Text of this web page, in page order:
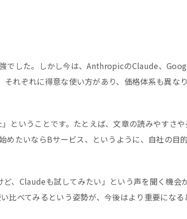
でした。しかし今は、AnthropicのClaude、
れぞれに得意な使い方があり、価格体系も異な
ということです。たとえば、文章の読みやすさ
めたいならBサービス、というように、自社の目
、Claudeも試してみたい」という声を聞く機会
比べてみるという姿勢が、今後はより重要になる